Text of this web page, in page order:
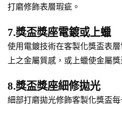
打磨修飾表層瑕疵。
7.獎盃獎座電鍍或上蠟
使用電鍍技術在客製化獎盃表
上之金屬質感，或上蠟使金屬
8.獎盃獎座細修拋光
細部打磨拋光修飾客製化獎盃